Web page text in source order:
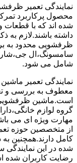
نمایندگی تعمیر
محصول پرکاربرد
شده اند که با قطعات
داشته باشند.لازم به
ظرفشویی محدود به
سامسونگ،ال
شامل می شود.
نمایندگی تعمیر
معطوف به بررسی و
است.ماشین ظرفشویی
گروه لوازم
مهارت ویژه ای می
از متخصصین حوزه
کامل دارند.همچنین
شده در این
رضایت کاربران شده